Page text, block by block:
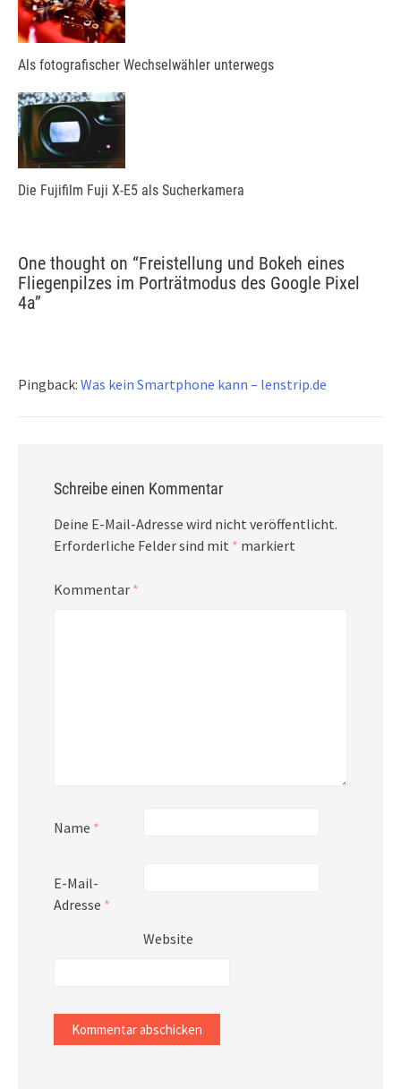
Als fotografischer Wechselwähler unterwegs
Die Fujifilm Fuji X-E5 als Sucherkamera
One thought on “Freistellung und Bokeh eines
Fliegenpilzes im Porträtmodus des Google Pixel
4a”
Pingback: Was kein Smartphone kann – lenstrip.de
Schreibe einen Kommentar
Deine E-Mail-Adresse wird nicht veröffentlicht.
Erforderliche Felder sind mit * markiert
Kommentar *
Name *
E-Mail-
Adresse *
Website